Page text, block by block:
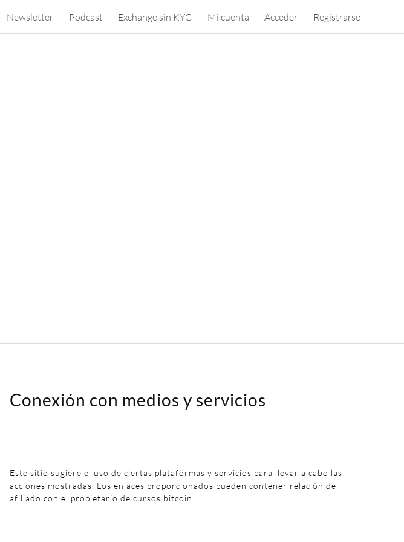
Newsletter Podcast Exchange sin KYC Mi cuenta Acceder Registrarse
Conexión con medios y servicios
Este sitio sugiere el uso de ciertas plataformas y servicios para llevar a cabo las
acciones mostradas. Los enlaces proporcionados pueden contener relación de
afiliado con el propietario de cursos bitcoin.